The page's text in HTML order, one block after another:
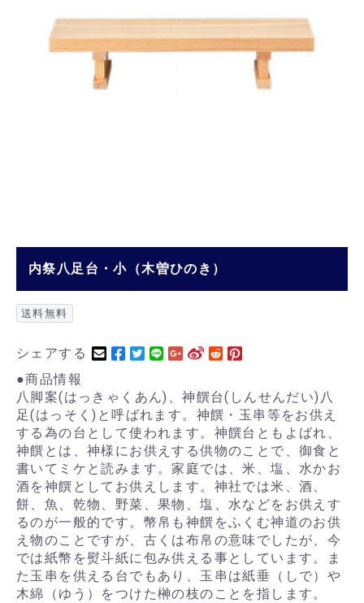
内祭八足台・小（木曽ひのき）
送料無料
シェアする
●商品情報
八脚案(はっきゃくあん)、神饌台(しんせんだい)八
足(はっそく)と呼ばれます。神饌・玉串等をお供え
する為の台として使われます。神饌台ともよばれ、
神饌とは、神様にお供えする供物のことで、御食と
書いてミケと読みます。家庭では、米、塩、水かお
酒を神饌としてお供えします。神社では米、酒、
餅、魚、乾物、野菜、果物、塩、水などをお供えす
るのが一般的です。幣帛も神饌をふくむ神道のお供
え物のことですが、古くは布帛の意味でしたが、今
では紙幣を熨斗紙に包み供える事としています。ま
た玉串を供える台でもあり、玉串は紙垂（しで）や
木綿（ゆう）をつけた榊の枝のことを指します。